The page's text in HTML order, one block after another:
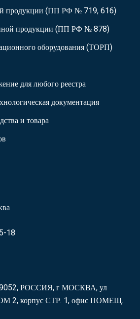
продукции (ПП РФ № 719, 616)
продукции (ПП РФ № 878)
оборудования (ТОРП)
для любого реестра
документация
и товара
18
РОССИЯ, г МОСКВА, ул
корпус СТР. 1, офис ПОМЕЩ.